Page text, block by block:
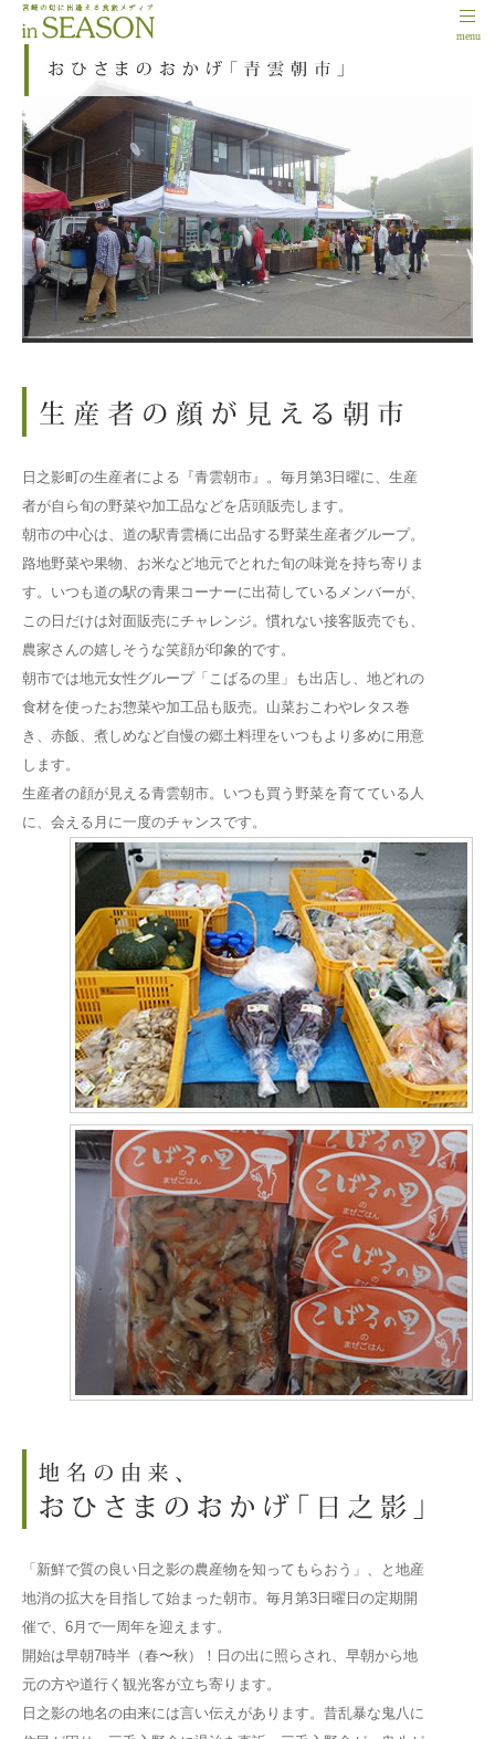
menu
日之影町の生産者による『青雲朝市』。毎月第3日曜に、生産
者が自ら旬の野菜や加工品などを店頭販売します。
朝市の中心は、道の駅青雲橋に出品する野菜生産者グループ。
路地野菜や果物、お米など地元でとれた旬の味覚を持ち寄りま
す。いつも道の駅の青果コーナーに出荷しているメンバーが、
この日だけは対面販売にチャレンジ。慣れない接客販売でも、
農家さんの嬉しそうな笑顔が印象的です。
朝市では地元女性グループ「こばるの里」も出店し、地どれの
食材を使ったお惣菜や加工品も販売。山菜おこわやレタス巻
き、赤飯、煮しめなど自慢の郷土料理をいつもより多めに用意
します。
生産者の顔が見える青雲朝市。いつも買う野菜を育てている人
に、会える月に一度のチャンスです。
「新鮮で質の良い日之影の農産物を知ってもらおう」、と地産
地消の拡大を目指して始まった朝市。毎月第3日曜日の定期開
催で、6月で一周年を迎えます。
開始は早朝7時半（春〜秋）！日の出に照らされ、早朝から地
元の方や道行く観光客が立ち寄ります。
日之影の地名の由来には言い伝えがあります。昔乱暴な鬼八に